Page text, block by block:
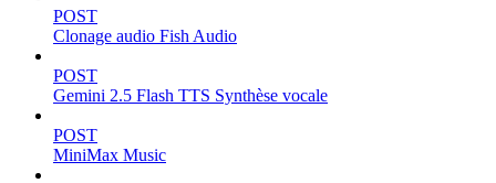
POST
Clonage audio Fish Audio
POST
Gemini 2.5 Flash TTS Synthèse vocale
POST
MiniMax Music